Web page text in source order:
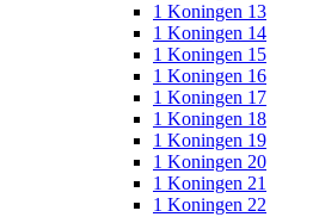
1 Koningen 13
1 Koningen 14
1 Koningen 15
1 Koningen 16
1 Koningen 17
1 Koningen 18
1 Koningen 19
1 Koningen 20
1 Koningen 21
1 Koningen 22